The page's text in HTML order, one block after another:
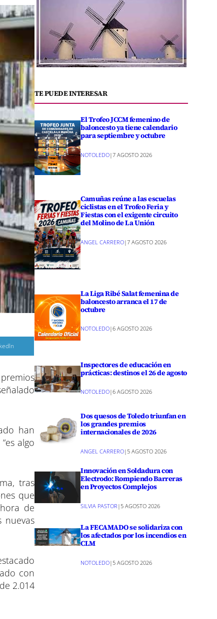
han
algo
tras
que
de
nuevas
con
2.014
TE PUEDE INTERESAR
El Trofeo JCCM femenino de
baloncesto ya tiene calendario
para septiembre y octubre
NOTOLEDO|7 AGOSTO 2026
Camuñas reúne a las escuelas
ciclistas en el Trofeo Feria y
Fiestas con el exigente circuito
del Molino de La Unión
ANGEL CARRERO|7 AGOSTO 2026
La Liga Ribé Salat femenina de
baloncesto arranca el 17 de
octubre
NOTOLEDO|6 AGOSTO 2026
Inspectores de educación en
prácticas: destinos el 26 de agosto
NOTOLEDO|6 AGOSTO 2026
Dos quesos de Toledo triunfan en
los grandes premios
internacionales de 2026
ANGEL CARRERO| 5 AGOSTO 2026
Innovación en Soldadura con
Electrodo: Rompiendo Barreras
en Proyectos Complejos
SILVIA PASTOR | 5 AGOSTO 2026
La FECAMADO se solidariza con
los afectados por los incendios en
CLM
NOTOLEDO| 5 AGOSTO 2026